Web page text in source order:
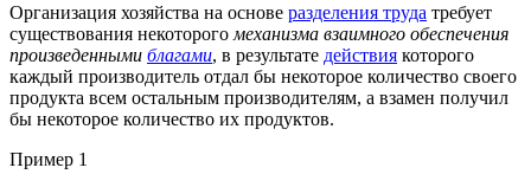
Организация хозяйства на основе разделения труда требует
существования некоторого механизма взаимного обеспечения
произведенными благами, в результате действия которого
каждый производитель отдал бы некоторое количество своего
продукта всем остальным производителям, а взамен получил
бы некоторое количество их продуктов.
Пример 1